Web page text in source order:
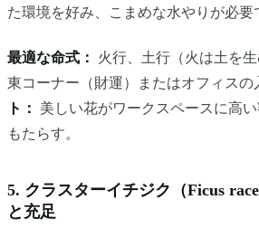
た環境を好み、こまめな水やりが必要
最適な命式： 火行、土行（火は土を生
東コーナー（財運）またはオフィスの
ト：
美しい花がワークスペースに高
もたらす。
5. クラスターイチジク（Ficus
と充足